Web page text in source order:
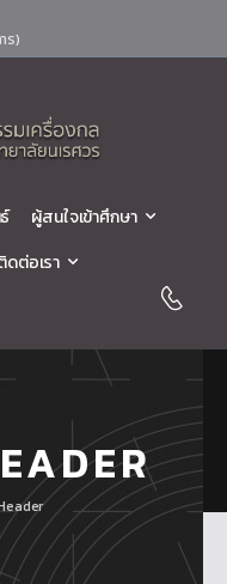
ร)
ผู้สนใจเข้าศึกษา
ดต่อเรา